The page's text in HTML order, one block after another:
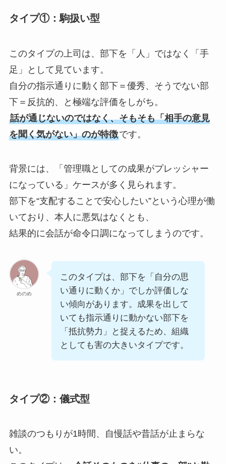
タイプ①：駒扱い型
このタイプの上司は、部下を「人」ではなく「手
足」として見ています。
自分の指示通りに動く部下＝優秀、そうでない部
下＝反抗的、と極端な評価をしがち。
話が通じないのではなく、そもそも「相手の意見
を聞く気がない」のが特徴です。
背景には、「管理職としての成果がプレッシャー
になっている」ケースが多く見られます。
部下を“支配することで安心したい”という心理が働
いており、本人に悪気はなくとも、
結果的に会話が命令口調になってしまうのです。
めのめ
このタイプは、部下を「自分の思
い通りに動くか」でしか評価しな
い傾向があります。成果を出して
いても指示通りに動かない部下を
「抵抗勢力」と捉えるため、組織
としても害の大きいタイプです。
タイプ②：儀式型
雑談のつもりが1時間、自慢話や昔話が止まらな
い。